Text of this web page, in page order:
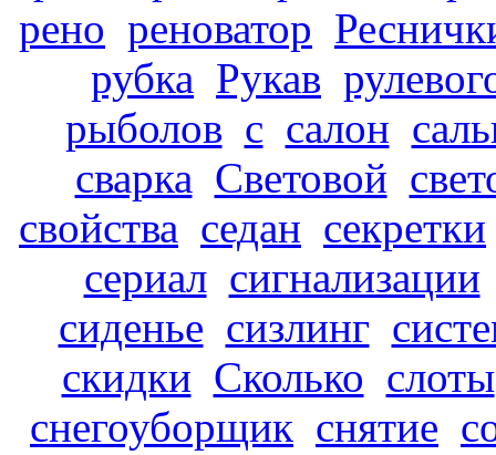
рено реноватор
рубка Рукав
рыболов с салон
сварка Световой
свойства седан секретки
сериал сигнализации
сиденье сизлинг
скидки Сколько слоты
снегоуборщик снятие